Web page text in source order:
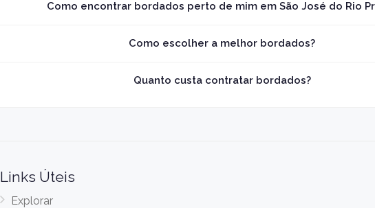
Como encontrar bordados perto de mim em São José do Rio
Como escolher a melhor bordados?
Quanto custa contratar bordados?
Links Úteis
Explorar